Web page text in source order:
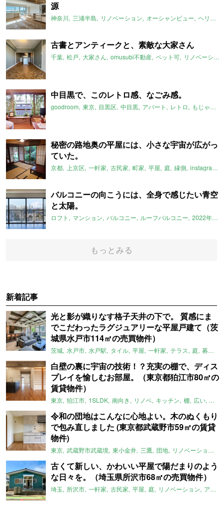
源
神奈川 三浦半島 リノベーション オーシャンビュー ヘリンボーン
古書とアンティークと、素敵な大家さん
千葉 松戸 大家さん omusubi不動産 ペット可 リノベーション
中目黒で、このレトロ感、なごみ感。
goodroom 東京 目黒区 中目黒 アパート レトロ もじゃもじゃ
秘密の路地奥の平屋には、小さな宇宙が広がっ
ていた。
京都 上京区 一軒家 古民家 町家 平屋 庭 縁側 instagram
バルコニーの向こうには、全身で感じたい青空
と太陽。
ロフト マンション バルコニー ルーフバルコニー 2022年3月のおすすめ
もっとみる
新着記事
光と影が織りなす格子天井の下で。 質感にま
でこだわったラグジュアリーな平屋戸建て（茨
城県水戸市114㎡の売買物件）
茨城 水戸市 水戸駅 タイル 平屋 一軒家 テラス 庭 募集中
白壁の裏に宇宙の技術！？充実の棚で、ディス
プレイを愉しむお部屋。（東京都狛江市80㎡の
賃貸物件）
東京 狛江市 1SLDK 南向き リノベ キッチン 棚 広い ガイ
令和の団地はこんなに心地よい。木のぬくもり
で包み直しました (東京都武蔵野市59㎡の賃貸
物件)
東京 武蔵野市武蔵境 東小金井 三鷹 団地 リノベーション
古くて新しい、かわいい平屋で陽だまりのよう
な日々を。（埼玉県所沢市68㎡の売買物件）
埼玉 所沢市 一軒家 古民家 平屋 庭 リノベーション アメリカンハウス